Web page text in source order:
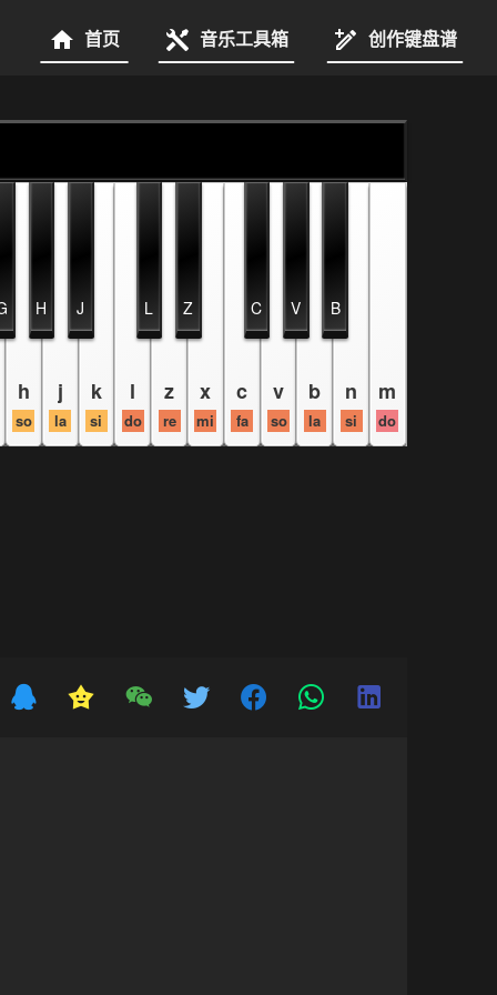
首页 音乐工具箱 创作键盘谱
h
so
j
la
k
si
l
do
z
re
x
mi
c
fa
v
so
b
la
n
si
m
do
H J L Z C V B